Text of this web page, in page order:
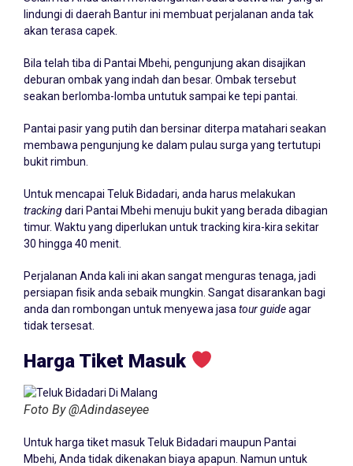
lindungi di daerah Bantur ini membuat perjalanan anda tak
akan terasa capek.
Bila telah tiba di Pantai Mbehi, pengunjung akan disajikan
deburan ombak yang indah dan besar. Ombak tersebut
seakan berlomba-lomba untutuk sampai ke tepi pantai.
Pantai pasir yang putih dan bersinar diterpa matahari seakan
membawa pengunjung ke dalam pulau surga yang tertutupi
bukit rimbun.
Untuk mencapai Teluk Bidadari, anda harus melakukan
trackingdari Pantai Mbehi menuju bukit yang berada dibagian
timur. Waktu yang diperlukan untuk tracking kira-kira sekitar
30 hingga 40 menit.
Perjalanan Anda kali ini akan sangat menguras tenaga, jadi
persiapan fisik anda sebaik mungkin. Sangat disarankan bagi
anda dan rombongan untuk menyewa jasa tour guideagar
tidak tersesat.
Harga Tiket Masuk
Foto By @Adindaseyee
Untuk harga tiket masuk Teluk Bidadari maupun Pantai
Mbehi, Anda tidak dikenakan biaya apapun. Namun untuk